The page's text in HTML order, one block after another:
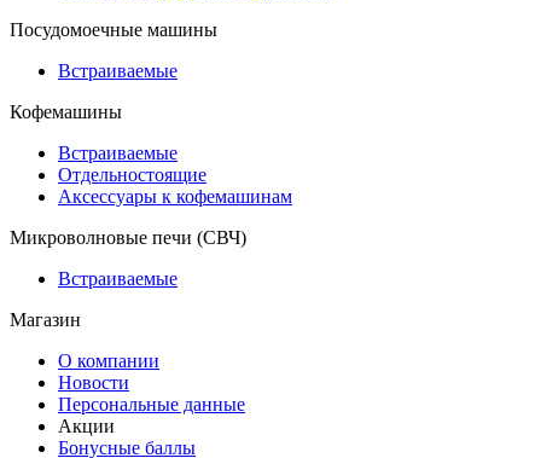
Посудомоечные машины
Встраиваемые
Кофемашины
Встраиваемые
Отдельностоящие
Аксессуары к кофемашинам
Микроволновые печи (СВЧ)
Встраиваемые
Магазин
О компании
Новости
Персональные данные
Акции
Бонусные баллы